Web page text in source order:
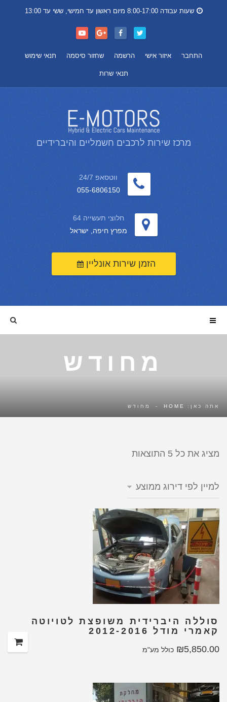
שעות עבודה 8:00-17:00 מיום ראשון עד חמישי, ששי עד 13:00
התחבר איזור אישי הרשמה שחזור סיסמה תנאי שימוש
תנאי שרות
מרכז שירות לרכבים חשמליים והיברידיים
ווטסאפ 24/7
055-6806150
חלוצי תעשייה 64
מפרץ חיפה, ישראל
הזמן שירות אונליין
מחודש
אתה כאן: HOME
- מחודש
מציג את כל 5 התוצאות
סוללה היברידית משופצת לטויוטה
קאמרי מודל 2012-2016
₪5,850.00 כולל מע"מ